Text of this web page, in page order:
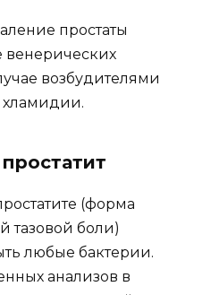
простаты
венерических
возбудителями
хламидии.
(форма
тазовой боли)
любые бактерии.
анализов в